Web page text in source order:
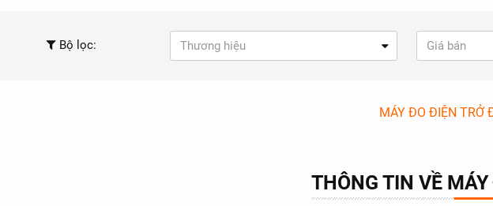
Bộ lọc: Thương hiệu Giá bán
MÁY ĐO ĐIỆN TRỞ
THÔNG TIN VỀ